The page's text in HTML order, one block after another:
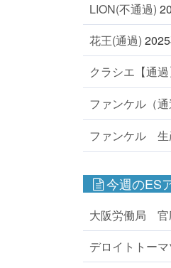
LION(不通過)
花王(通過)
クラシエ【通過
ファンケル（通
ファンケル
今週のES
大阪労働局 官
デロイトトー